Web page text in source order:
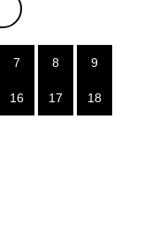
7 8 9
16 17 18